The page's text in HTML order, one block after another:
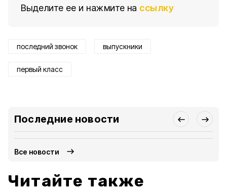
Выделите ее и нажмите на ссылку
последний звонок выпускники
первый класс
Последние новости
Все новости
Читайте также